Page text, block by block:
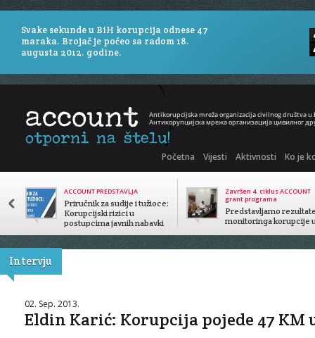
Svake sekunde u BiH korupcija odnese 47
maraka. Brojač je počeo sa radom 18.
augusta 2012. godine.
Početna Vijesti Aktivnosti Ko je
ACCOUNT PREDSTAVLJA
Priručnik za sudije i tužioce:
Korupcijski rizici u
postupcima javnih nabavki
Završen 4. ciklus ACCOUNT
grant programa
Predstavljamo
monitoringa korupcije
Intervju
02. Sep. 2013.
Eldin Karić: Korupcija pojede 47 KM